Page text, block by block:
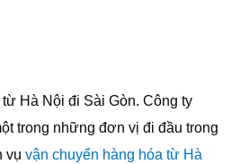
Hà Nội đi Sài Gòn. Công ty
trong những đơn vị đi đầu trong
vụ vận chuyển hàng hóa từ Hà